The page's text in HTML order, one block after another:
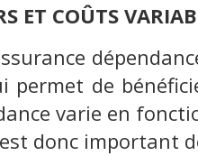
ET COÛTS
permet de
varie en
donc important